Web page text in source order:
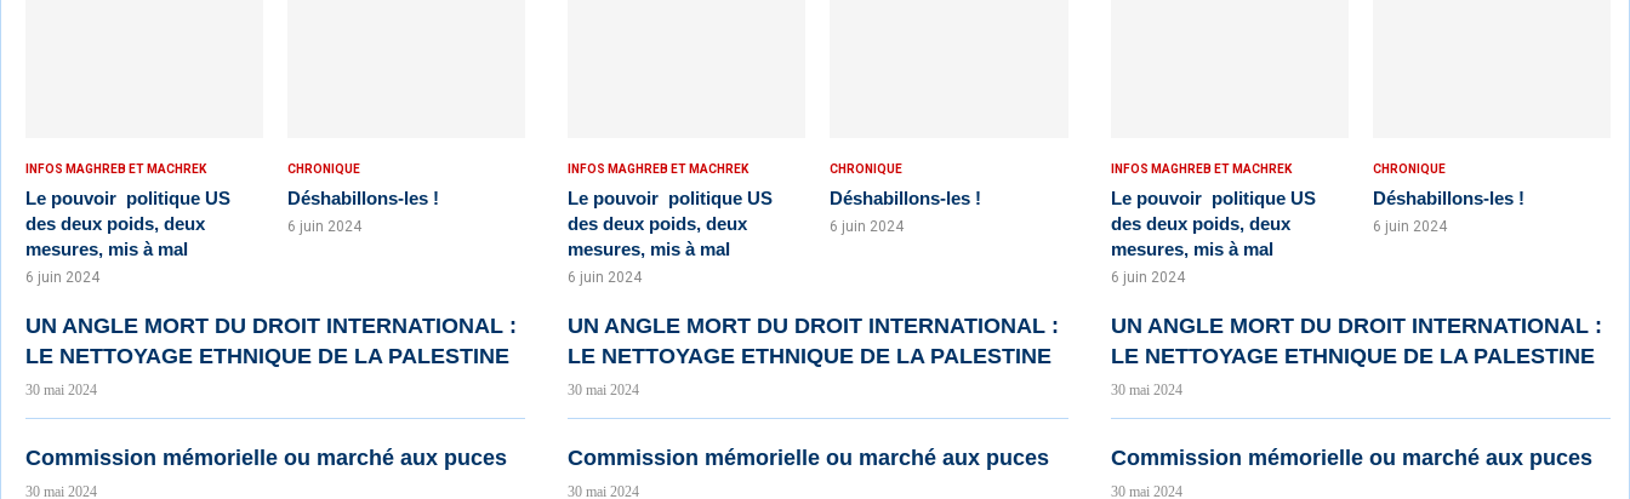
INFOS MAGHREB ET MACHREK
Le pouvoir politique US
des deux poids, deux
mesures, mis à mal
6 juin 2024
CHRONIQUE
Déshabillons-les !
6 juin 2024
UN ANGLE MORT DU DROIT INTERNATIONAL :
LE NETTOYAGE ETHNIQUE DE LA PALESTINE
30 mai 2024
Commission mémorielle ou marché aux puces
30 mai 2024
INFOS MAGHREB ET MACHREK
Le pouvoir politique US
des deux poids, deux
mesures, mis à mal
6 juin 2024
CHRONIQUE
Déshabillons-les !
6 juin 2024
UN ANGLE MORT DU DROIT INTERNATIONAL :
LE NETTOYAGE ETHNIQUE DE LA PALESTINE
30 mai 2024
Commission mémorielle ou marché aux puces
30 mai 2024
INFOS MAGHREB ET MACHREK
Le pouvoir politique US
des deux poids, deux
mesures, mis à mal
6 juin 2024
CHRONIQUE
Déshabillons-les !
6 juin 2024
UN ANGLE MORT DU DROIT INTERNATIONAL :
LE NETTOYAGE ETHNIQUE DE LA PALESTINE
30 mai 2024
Commission mémorielle ou marché aux puces
30 mai 2024